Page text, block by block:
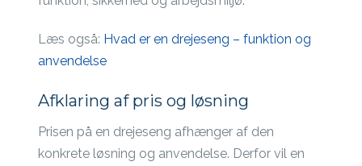
Læs også: Hvad er en drejeseng – funktion og
anvendelse
Afklaring af pris og løsning
Prisen på en drejeseng afhænger af den
konkrete løsning og anvendelse. Derfor vil en